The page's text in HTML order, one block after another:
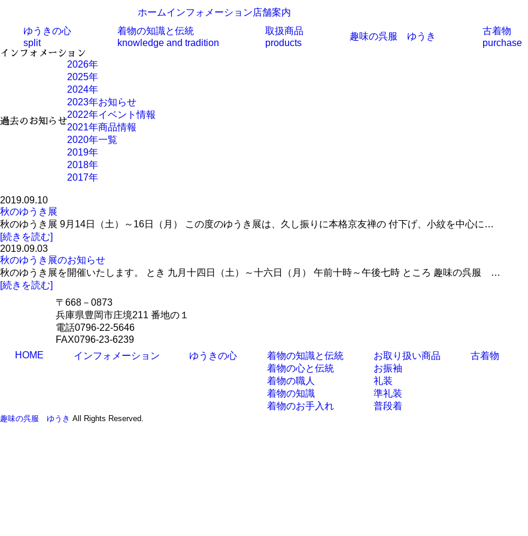
ホームインフォメーション店舗案内
ゆうきの心
split
着物の知識と伝統
knowledge and tradition
取扱商品
products
趣味の呉服 ゆうき
古着物
purchase
インフォメーション
過去のお知らせ
2026年
2025年
2024年
2023年
2022年
2021年
2020年
2019年
2018年
2017年
お知らせ
イベント情報
商品情報
一覧
2019.09.10
秋のゆうき展
秋のゆうき展 9月14日（土）～16日（月） この度のゆうき展は、久し振りに本格京友禅の 付下げ、小紋を中心に…
[続きを読む]
2019.09.03
秋のゆうき展のお知らせ
秋のゆうき展を開催いたします。 とき 九月十四日（土）～十六日（月） 午前十時～午後七時 ところ 趣味の呉服 …
[続きを読む]
〒668－0873
兵庫県豊岡市庄境211 番地の１
電話0796-22-5646
FAX0796-23-6239
HOME
インフォメーション ゆうきの心
着物の知識と伝統
着物の心と伝統
着物の職人
着物の知識
着物のお手入れ
お取り扱い商品
お振袖
礼装
準礼装
普段着
古着物
趣味の呉服 ゆうき All Rights Reserved.